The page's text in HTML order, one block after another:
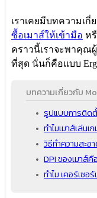
เราเคยมีบทความเ
ซื้อเมาส์ให้เข้ามือ ห
คราวนี้เราจะพาคุณ
ที่สุด นั่นก็คือแบบ
บทความเกี่ยวกับ
รูปแบบการติด
ทำไมเมาส์เล่น
วิธีทำความสะอ
DPI ของเมาส์คื
ทำไม เคอร์เซ